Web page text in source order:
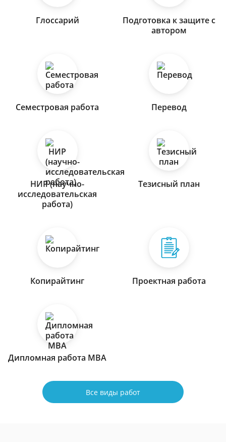
Глоссарий
Подготовка к защите с
автором
Семестровая работа Перевод
НИР (научно-
исследовательская
работа)
Тезисный план
Копирайтинг Проектная работа
Дипломная работа МВА
Все виды работ